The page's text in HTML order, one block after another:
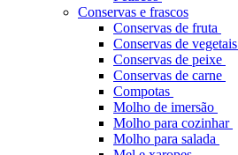
Conservas e frascos
Conservas de fruta
Conservas de vegetais
Conservas de peixe
Conservas de carne
Compotas
Molho de imersão
Molho para cozinhar
Molho para salada